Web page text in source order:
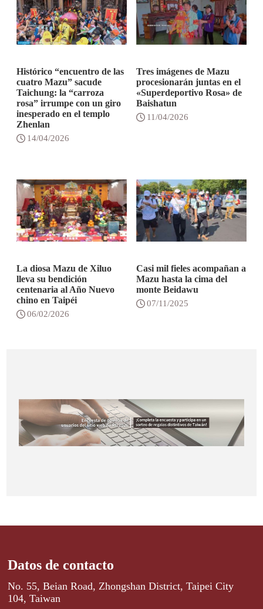
Histórico “encuentro de las
cuatro Mazu” sacude
Taichung: la “carroza
rosa” irrumpe con un giro
inesperado en el templo
Zhenlan
14/04/2026
Tres imágenes de Mazu
procesionarán juntas en el
«Superdeportivo Rosa» de
Baishatun
11/04/2026
La diosa Mazu de Xiluo
lleva su bendición
centenaria al Año Nuevo
chino en Taipéi
06/02/2026
Casi mil fieles acompañan a
Mazu hasta la cima del
monte Beidawu
07/11/2025
Datos de contacto
No. 55, Beian Road, Zhongshan District, Taipei City
104, Taiwan